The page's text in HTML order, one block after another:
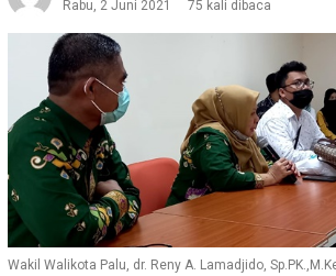
Rabu, 2 Juni 2021
75 kali dibaca
Wakil Walikota Palu, dr. Reny A. Lamadjido,